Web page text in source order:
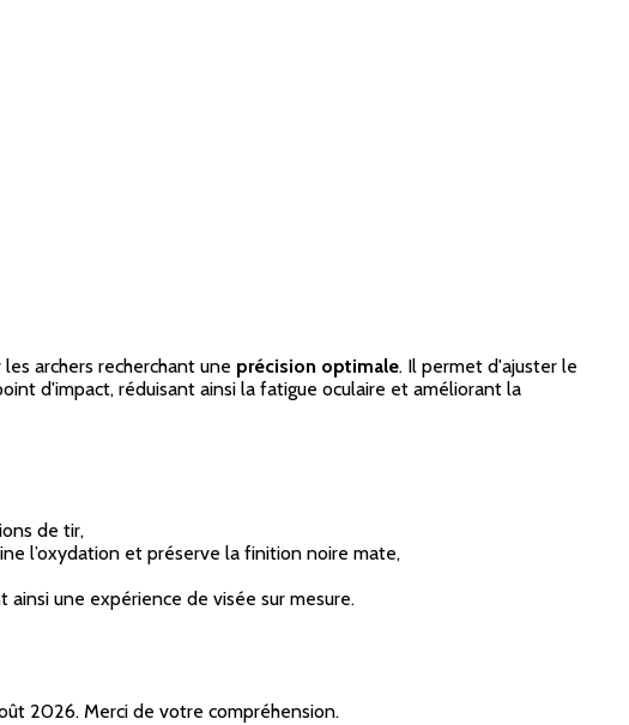
archers recherchant une précision optimale. Il permet d'ajuster le
d'impact, réduisant ainsi la fatigue oculaire et améliorant la
de tir,
l’oxydation et préserve la finition noire mate,
une expérience de visée sur mesure.
2026. Merci de votre compréhension.